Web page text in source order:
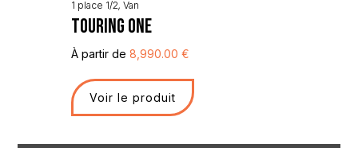
1 place 1/2, Van
TOURING ONE
À partir de 8,990.00 €
Voir le produit